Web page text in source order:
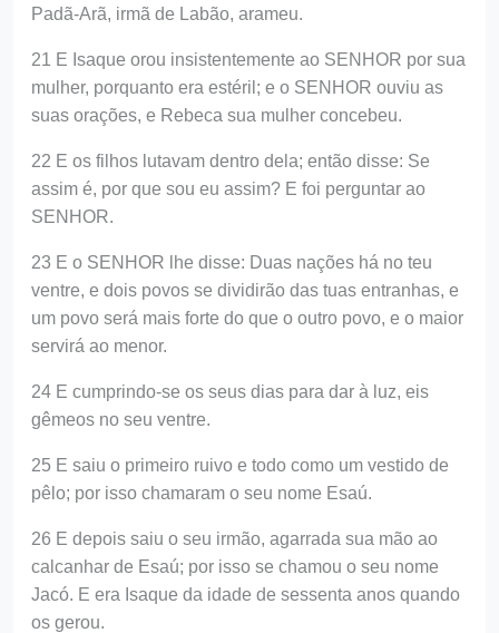
Padã-Arã, irmã de Labão, arameu.
21 E Isaque orou insistentemente ao SENHOR por sua
mulher, porquanto era estéril; e o SENHOR ouviu as
suas orações, e Rebeca sua mulher concebeu.
22 E os filhos lutavam dentro dela; então disse: Se
assim é, por que sou eu assim? E foi perguntar ao
SENHOR.
23 E o SENHOR lhe disse: Duas nações há no teu
ventre, e dois povos se dividirão das tuas entranhas, e
um povo será mais forte do que o outro povo, e o maior
servirá ao menor.
24 E cumprindo-se os seus dias para dar à luz, eis
gêmeos no seu ventre.
25 E saiu o primeiro ruivo e todo como um vestido de
pêlo; por isso chamaram o seu nome Esaú.
26 E depois saiu o seu irmão, agarrada sua mão ao
calcanhar de Esaú; por isso se chamou o seu nome
Jacó. E era Isaque da idade de sessenta anos quando
os gerou.